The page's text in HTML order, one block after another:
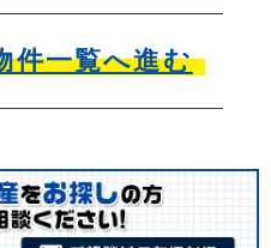
件一覧へ進む